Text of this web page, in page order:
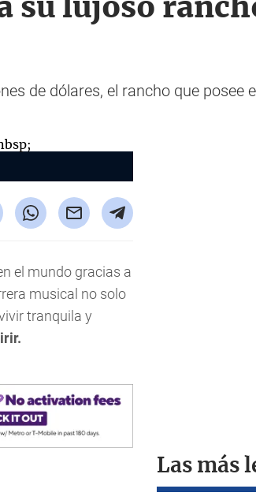
su lujoso
de dólares, el rancho que posee
el mundo gracias a
musical no solo
tranquila y
Las más